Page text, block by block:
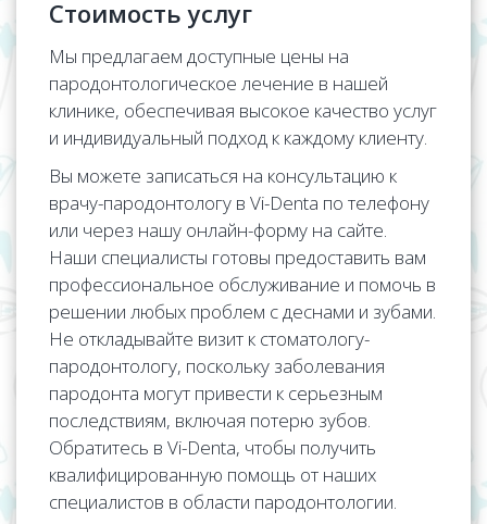
Стоимость услуг
Мы предлагаем доступные цены на
пародонтологическое лечение в нашей
клинике, обеспечивая высокое качество услуг
и индивидуальный подход к каждому клиенту.
Вы можете записаться на консультацию к
врачу-пародонтологу в Vi-Denta по телефону
или через нашу онлайн-форму на сайте.
Наши специалисты готовы предоставить вам
профессиональное обслуживание и помочь в
решении любых проблем с деснами и зубами.
Не откладывайте визит к стоматологу-
пародонтологу, поскольку заболевания
пародонта могут привести к серьезным
последствиям, включая потерю зубов.
Обратитесь в Vi-Denta, чтобы получить
квалифицированную помощь от наших
специалистов в области пародонтологии.